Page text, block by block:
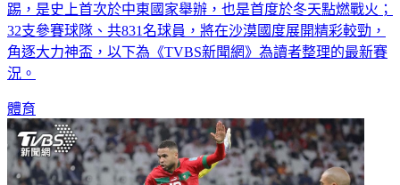
踢，是史上首次於中東國家舉辦，也是首度於冬天點燃戰火；
32支參賽球隊、共831名球員，將在沙漠國度展開精彩較勁，
角逐大力神盃，以下為《TVBS新聞網》為讀者整理的最新賽
況。
體育